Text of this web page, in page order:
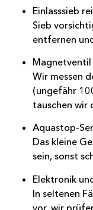
Einlasssieb
Sieb
entfernen
Wir messen
(ungefähr
tauschen wir
Aquastop-
Das kleine
sein, sonst
Elektronik
In seltenen
vor, wir